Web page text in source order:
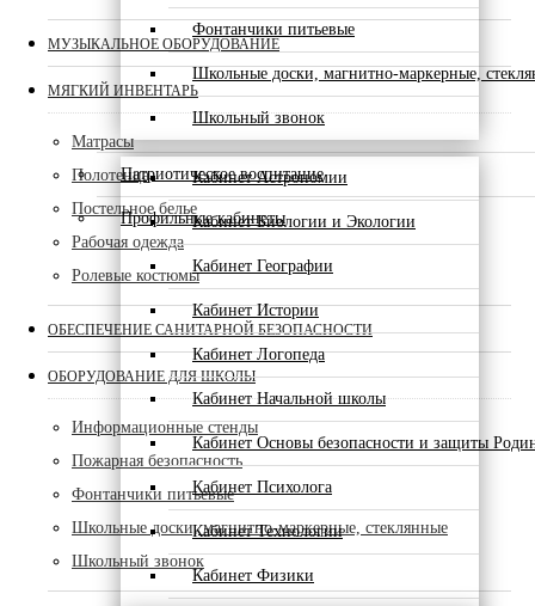
Фонтанчики питьевые
Школьные доски, магнитно-маркерные,
Школьный звонок
Патриотическое воспитание
Профильные кабинеты
Кабинет Астрономии
Кабинет Биологии и Экологии
Кабинет Географии
Кабинет Истории
Кабинет Логопеда
Кабинет Начальной школы
Кабинет Основы безопасности и защиты
Кабинет Психолога
Кабинет Технологии
Кабинет Физики
МУЗЫКАЛЬНОЕ ОБОРУДОВАНИЕ
МЯГКИЙ ИНВЕНТАРЬ
Матрасы
Полотенца
Постельное белье
Рабочая одежда
Ролевые костюмы
ОБЕСПЕЧЕНИЕ САНИТАРНОЙ БЕЗОПАСНОСТИ
ОБОРУДОВАНИЕ ДЛЯ ШКОЛЫ
Информационные стенды
Пожарная безопасность
Фонтанчики питьевые
Школьные доски, магнитно-маркерные, стеклянные
Школьный звонок